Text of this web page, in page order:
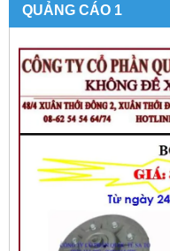
QUẢNG CÁO 1